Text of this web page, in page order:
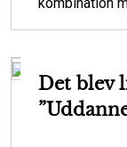
Det blev